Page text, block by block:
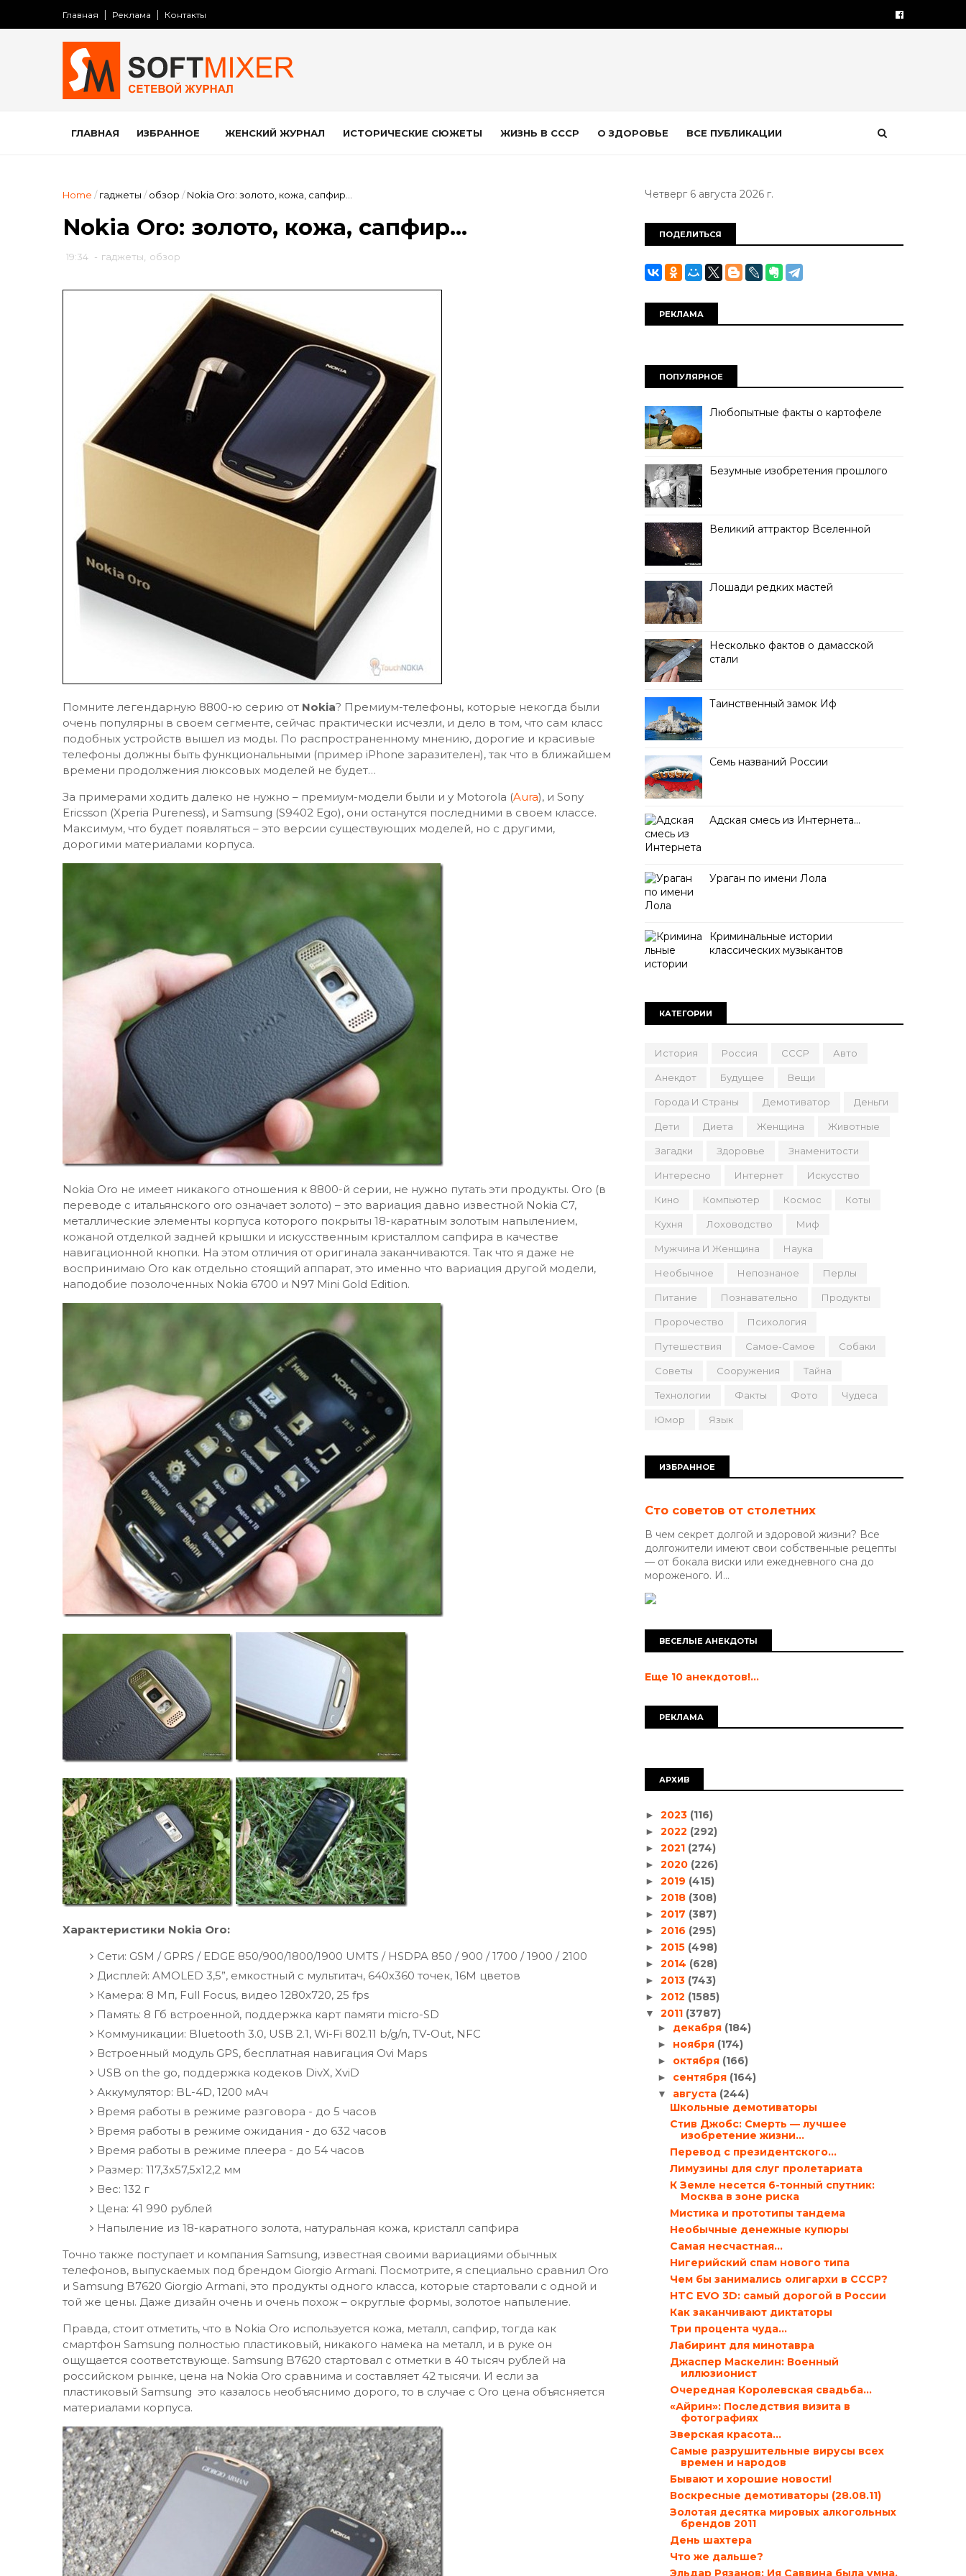
Главная Реклама Контакты
ГЛАВНАЯ ИЗБРАННОЕ ЖЕНСКИЙ ЖУРНАЛ ИСТОРИЧЕСКИЕ СЮЖЕТЫ ЖИЗНЬ В СССР О ЗДОРОВЬЕ ВСЕ ПУБЛИКАЦИИ
Home / гаджеты / обзор / Nokia Oro: золото, кожа, сапфир…
Nokia Oro: золото, кожа, сапфир…
19:34 - гаджеты обзор
Помните легендарную 8800-ю серию от Nokia? Премиум-телефоны, которые некогда были
очень популярны в своем сегменте, сейчас практически исчезли, и дело в том, что сам класс
подобных устройств вышел из моды. По распространенному мнению, дорогие и красивые
телефоны должны быть функциональными (пример iPhone заразителен), так что в ближайшем
времени продолжения люксовых моделей не будет…
За примерами ходить далеко не нужно – премиум-модели были и у Motorola (Aura), и Sony
Ericsson (Xperia Pureness), и Samsung (S9402 Ego), они останутся последними в своем классе.
Максимум, что будет появляться – это версии существующих моделей, но с другими,
дорогими материалами корпуса.
Nokia Oro не имеет никакого отношения к 8800-й серии, не нужно путать эти продукты. Oro (в
переводе с итальянского oro означает золото) – это вариация давно известной Nokia C7,
металлические элементы корпуса которого покрыты 18-каратным золотым напылением,
кожаной отделкой задней крышки и искусственным кристаллом сапфира в качестве
навигационной кнопки. На этом отличия от оригинала заканчиваются. Так что я даже не
воспринимаю Oro как отдельно стоящий аппарат, это именно что вариация другой модели,
наподобие позолоченных Nokia 6700 и N97 Mini Gold Edition.
Характеристики Nokia Oro:
Сети: GSM / GPRS / EDGE 850/900/1800/1900 UMTS / HSDPA 850 / 900 / 1700 / 1900 / 2100
Дисплей: AMOLED 3,5”, емкостный с мультитач, 640х360 точек, 16M цветов
Камера: 8 Мп, Full Focus, видео 1280х720, 25 fps
Память: 8 Гб встроенной, поддержка карт памяти micro-SD
Коммуникации: Bluetooth 3.0, USB 2.1, Wi-Fi 802.11 b/g/n, TV-Out, NFC
Встроенный модуль GPS, бесплатная навигация Ovi Maps
USB on the go, поддержка кодеков DivX, XviD
Аккумулятор: BL-4D, 1200 мАч
Время работы в режиме разговора - до 5 часов
Время работы в режиме ожидания - до 632 часов
Время работы в режиме плеера - до 54 часов
Размер: 117,3x57,5x12,2 мм
Вес: 132 г
Цена: 41 990 рублей
Напыление из 18-каратного золота, натуральная кожа, кристалл сапфира
Точно также поступает и компания Samsung, известная своими вариациями обычных
телефонов, выпускаемых под брендом Giorgio Armani. Посмотрите, я специально сравнил Oro
и Samsung B7620 Giorgio Armani, это продукты одного класса, которые стартовали с одной и
той же цены. Даже дизайн очень и очень похож – округлые формы, золотое напыление.
Правда, стоит отметить, что в Nokia Oro используется кожа, металл, сапфир, тогда как
смартфон Samsung полностью пластиковый, никакого намека на металл, и в руке он
ощущается соответствующе. Samsung B7620 стартовал с отметки в 40 тысяч рублей на
российском рынке, цена на Nokia Oro сравнима и составляет 42 тысячи. И если за
пластиковый Samsung это казалось необъяснимо дорого, то в случае с Oro цена объясняется
материалами корпуса.
Четверг 6 августа 2026 г.
ПОДЕЛИТЬСЯ
РЕКЛАМА
ПОПУЛЯРНОЕ
Любопытные факты о картофеле
Безумные изобретения прошлого
Великий аттрактор Вселенной
Лошади редких мастей
Несколько фактов о дамасской
стали
Таинственный замок Иф
Семь названий России
Адская смесь из Интернета…
Ураган по имени Лола
Криминальные истории
классических музыкантов
КАТЕГОРИИ
История Россия СССР Авто
Анекдот Будущее Вещи
Города И Страны Демотиватор Деньги
Дети Диета Женщина Животные
Загадки Здоровье Знаменитости
Интересно Интернет Искусство
Кино Компьютер Космос Коты
Кухня Лоховодство Миф
Мужчина И Женщина Наука
Необычное Непознаное Перлы
Питание Познавательно Продукты
Пророчество Психология
Путешествия Самое-Самое Собаки
Советы Сооружения Тайна
Технологии Факты Фото Чудеса
Юмор Язык
ИЗБРАННОЕ
Сто советов от столетних
В чем секрет долгой и здоровой жизни? Все
долгожители имеют свои собственные рецепты
— от бокала виски или ежедневного сна до
мороженого. И...
ВЕСЕЛЫЕ АНЕКДОТЫ
Еще 10 анекдотов!...
РЕКЛАМА
АРХИВ
► 2023 (116)
► 2022 (292)
► 2021 (274)
► 2020 (226)
► 2019 (415)
► 2018 (308)
► 2017 (387)
► 2016 (295)
► 2015 (498)
► 2014 (628)
► 2013 (743)
► 2012 (1585)
▼ 2011 (3787)
► декабря (184)
► ноября (174)
► октября (166)
► сентября (164)
▼ августа (244)
Школьные демотиваторы
Стив Джобс: Смерть — лучшее
изобретение жизни…
Перевод с президентского…
Лимузины для слуг пролетариата
К Земле несется 6-тонный спутник:
Москва в зоне риска
Мистика и прототипы тандема
Необычные денежные купюры
Самая несчастная…
Нигерийский спам нового типа
Чем бы занимались олигархи в СССР?
HTC EVO 3D: самый дорогой в России
Как заканчивают диктаторы
Три процента чуда…
Лабиринт для минотавра
Джаспер Маскелин: Военный
иллюзионист
Очередная Королевская свадьба…
«Айрин»: Последствия визита в
фотографиях
Зверская красота…
Самые разрушительные вирусы всех
времен и народов
Бывают и хорошие новости!
Воскресные демотиваторы (28.08.11)
Золотая десятка мировых алкогольных
брендов 2011
День шахтера
Что же дальше?
Эльдар Рязанов: Ия Саввина была умна,